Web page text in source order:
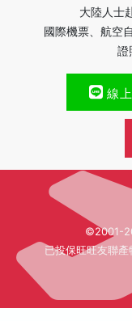
大陸人士
國際機票、航空
證
線
©2001-
已投保旺旺友聯